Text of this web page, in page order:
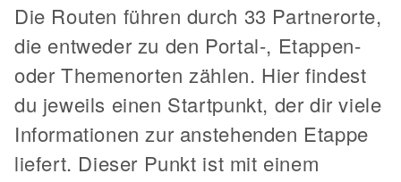
Die Routen führen durch 33 Partnerorte,
die entweder zu den Portal-, Etappen-
oder Themenorten zählen. Hier findest
du jeweils einen Startpunkt, der dir viele
Informationen zur anstehenden Etappe
liefert. Dieser Punkt ist mit einem